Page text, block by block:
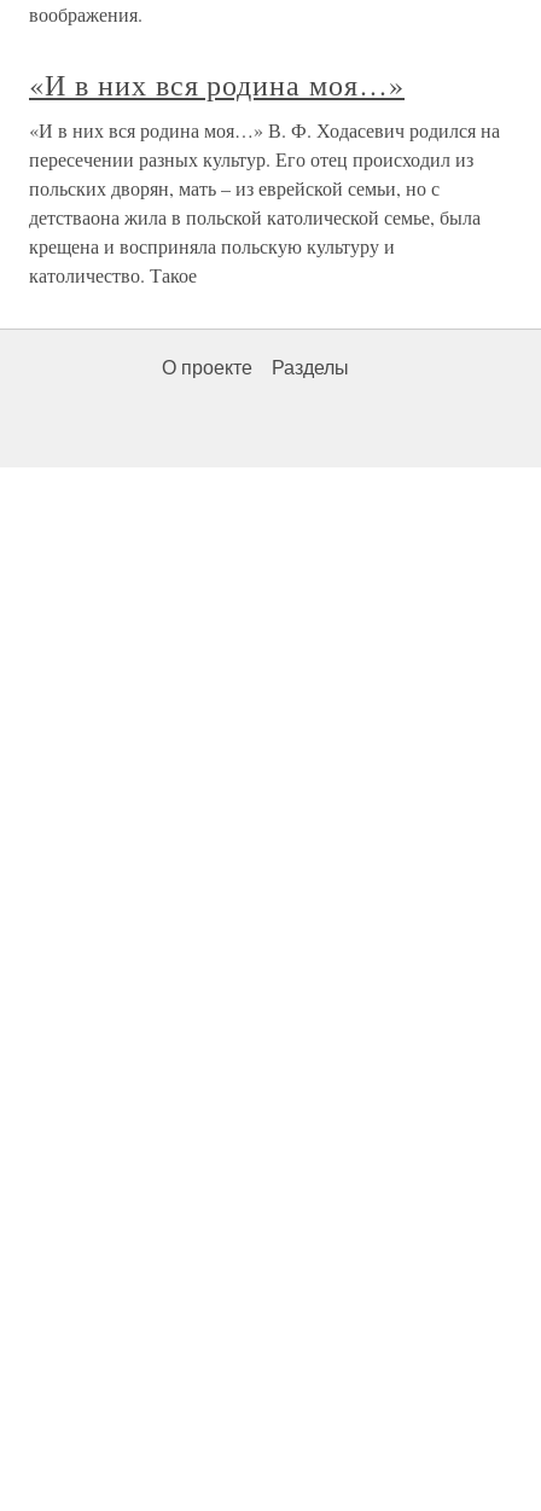
воображения.
«И в них вся родина моя…»
«И в них вся родина моя…» В. Ф. Ходасевич родился на
пересечении разных культур. Его отец происходил из
польских дворян, мать – из еврейской семьи, но с
детстваона жила в польской католической семье, была
крещена и восприняла польскую культуру и
католичество. Такое
О проекте Разделы